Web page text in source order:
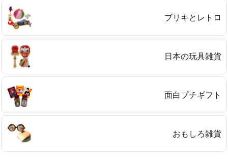
ブリキとレトロ
日本の玩具雑貨
面白プチギフト
おもしろ雑貨